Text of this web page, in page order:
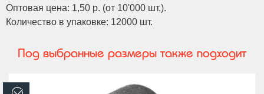
Оптовая цена: 1,50 р. (от 10'000 шт.).
Количество в упаковке: 12000 шт.
Под выбранные размеры также подходит